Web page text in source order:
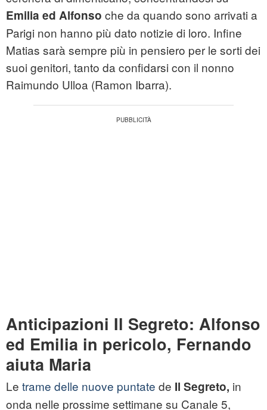
Emilia ed Alfonso che da quando sono arrivati a
Parigi non hanno più dato notizie di loro. Infine
Matias sarà sempre più in pensiero per le sorti dei
suoi genitori, tanto da confidarsi con il nonno
Raimundo Ulloa (Ramon Ibarra).
Anticipazioni Il Segreto: Alfonso
ed Emilia in pericolo, Fernando
aiuta Maria
Le trame delle nuove puntate de Il Segreto, in
onda nelle prossime settimane su Canale 5,